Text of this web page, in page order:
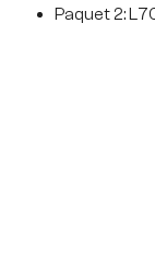
Paquet 2: